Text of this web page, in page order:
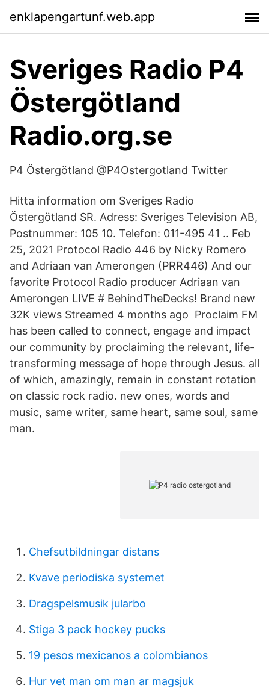
enklapengartunf.web.app
Sveriges Radio P4
Östergötland
Radio.org.se
P4 Östergötland @P4Ostergotland Twitter
Hitta information om Sveriges Radio
Östergötland SR. Adress: Sveriges Television AB,
Postnummer: 105 10. Telefon: 011-495 41 .. Feb
25, 2021 Protocol Radio 446 by Nicky Romero
and Adriaan van Amerongen (PRR446) And our
favorite Protocol Radio producer Adriaan van
Amerongen LIVE # BehindTheDecks​! Brand new
32K views Streamed 4 months ago Proclaim FM
has been called to connect, engage and impact
our community by proclaiming the relevant, life-
transforming message of hope through Jesus. all
of which, amazingly, remain in constant rotation
on classic rock radio. new ones, words and
music, same writer, same heart, same soul, same
man.
Chefsutbildningar distans
Kvave periodiska systemet
Dragspelsmusik jularbo
Stiga 3 pack hockey pucks
19 pesos mexicanos a colombianos
Hur vet man om man ar magsjuk